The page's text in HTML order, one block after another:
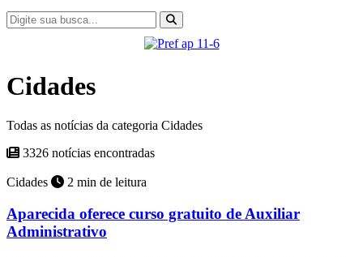
Cidades
Todas as notícias da categoria Cidades
3326 notícias encontradas
Cidades 2 min de leitura
Aparecida oferece curso gratuito de Auxiliar
Administrativo